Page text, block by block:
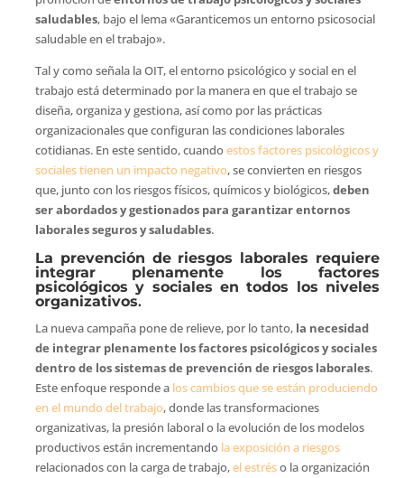
saludables, bajo el lema «Garanticemos un entorno psicosocial
saludable en el trabajo».
Tal y como señala la OIT, el entorno psicológico y social en el
trabajo está determinado por la manera en que el trabajo se
diseña, organiza y gestiona, así como por las prácticas
organizacionales que configuran las condiciones laborales
cotidianas. En este sentido, cuandoestos factores psicológicos y
sociales tienen un impacto negativo, se convierten en riesgos
que, junto con los riesgos físicos, químicos y biológicos,deben
ser abordados y gestionados para garantizar entornos
laborales seguros y saludables.
La prevención de riesgos laborales requiere
integrar plenamente los factores
psicológicos y sociales en todos los niveles
organizativos.
La nueva campaña pone de relieve, por lo tanto, la necesidad
de integrar plenamente los factores psicológicos y sociales
dentro de los sistemas de prevención de riesgos laborales.
Este enfoque responde alos cambios que se están produciendo
en el mundo del trabajo, donde las transformaciones
organizativas, la presión laboral o la evolución de los modelos
productivos están incrementando la exposición a riesgos
relacionados con la carga de trabajo,el estréso la organización